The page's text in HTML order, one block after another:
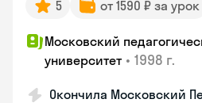
5 от 1590 ₽ за урок
Московский
университет • 1998 г.
Окончила Московский